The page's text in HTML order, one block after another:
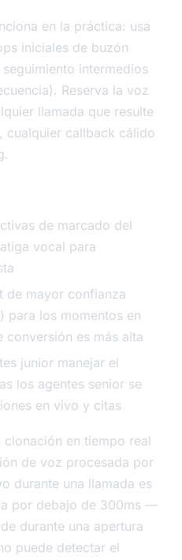
en la práctica: usa
iniciales de buzón
intermedios
Reserva la voz
llamada que resulte
cualquier callback cálido
de marcado del
vocal para
de mayor confianza
para los momentos en
es más alta
junior manejar el
los agentes senior se
en vivo y citas
clonación en tiempo real
de voz procesada por
durante una llamada es
por debajo de 300ms —
durante una apertura
puede detectar el